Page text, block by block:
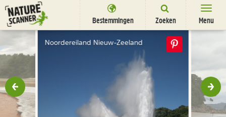
Ga
naar
content
Bestemmingen Zoeken Menu
Bestemmingen
Activiteiten
Natuurparken
Noordereiland Nieuw-Zeeland